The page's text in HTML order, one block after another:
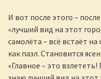
И вот после этого –
«лучший вид на этот
самолёта – всё встаёт
как пазл. Становится
«Главное – это